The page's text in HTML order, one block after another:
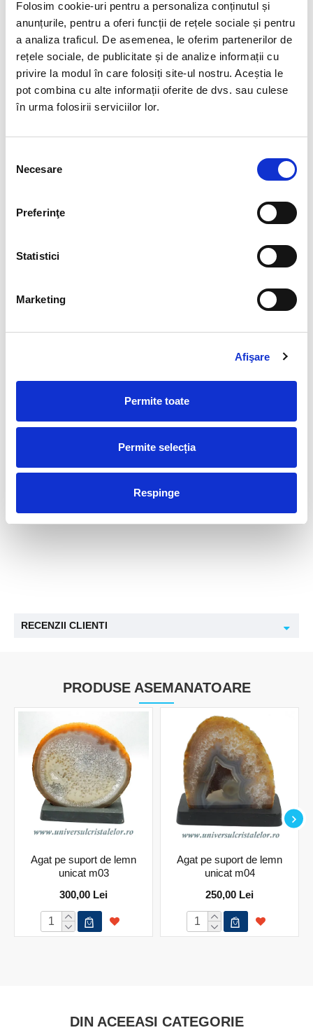
Folosim cookie-uri pentru a personaliza conținutul și
anunțurile, pentru a oferi funcții de rețele sociale și pentru
a analiza traficul. De asemenea, le oferim partenerilor de
rețele sociale, de publicitate și de analize informații cu
privire la modul în care folosiți site-ul nostru. Aceștia le
pot combina cu alte informații oferite de dvs. sau culese
în urma folosirii serviciilor lor.
consimțământului
Necesare
Preferinţe
Statistici
Marketing
Afişare
Permite toate
Permite selecția
Respinge
Este o piatra a bogatiei, atragand abundenta.
Numele : Varietate de calcedonie fin stratificata, alcatuita din
paturi succesive divers colorate
Compozitie chimica : Dioxid de Siliciu (cuart)
Culoare : toate, dar cele mai frecvente sunt agatele albastre
Luciu : sticlos
Tara de origine
Statele Unite, India, Maroc, Cehia, Brazilia,
Fecioara (agata de muschi), Balanta, Scorpion (agat de
Botswana), Sagetator (agata de foc), Capricorn, Varsator,
Planeta Guvernatoare : Mercur
Chakra :-
RECENZII CLIENTI
PRODUSE ASEMANATOARE
Agat pe suport de lemn
unicat m03
300,00 Lei
Agat pe suport de lemn
unicat m04
250,00 Lei
DIN ACEEASI CATEGORIE